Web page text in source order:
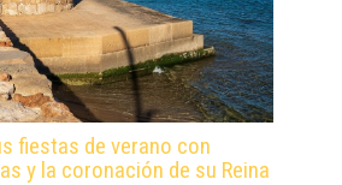
fiestas de verano con
y la coronación de su Reina